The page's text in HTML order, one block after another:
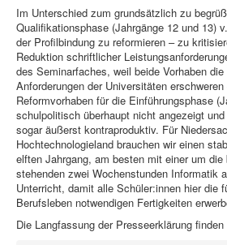
Im Unterschied zum grundsätzlich zu
Qualifikationsphase (Jahrgänge 12 und 13)
der Profilbindung zu reformieren – zu
Reduktion schriftlicher
des Seminarfaches, weil beide Vorhaben
Anforderungen der Universitäten
Reformvorhaben für die Einführungsphase
schulpolitisch überhaupt nicht angezeigt
sogar äußerst kontraproduktiv. Für
Hochtechnologieland brauchen wir einen
elften Jahrgang, am besten mit einer um die
stehenden zwei Wochenstunden Informatik
Unterricht, damit alle Schüler:innen hier die
Berufsleben notwendigen Fertigkeiten
Die Langfassung der Presseerklärung